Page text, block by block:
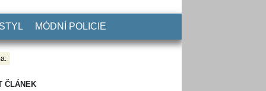
MÓDNÍ POLICIE
ČLÁNEK